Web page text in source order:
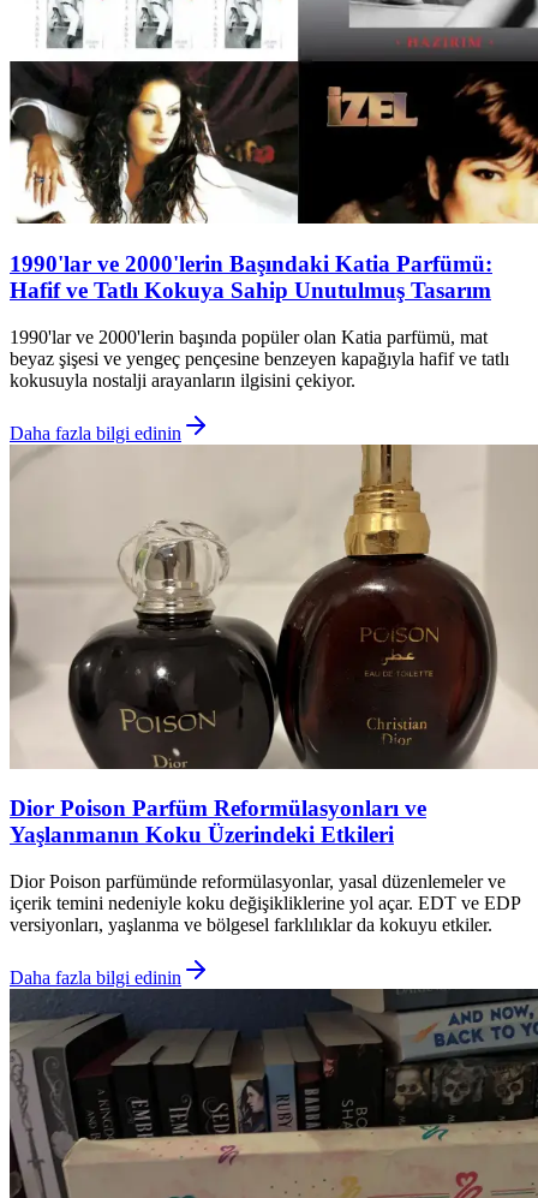
1990'lar ve 2000'lerin Başındaki Katia Parfümü:
Hafif ve Tatlı Kokuya Sahip Unutulmuş Tasarım
1990'lar ve 2000'lerin başında popüler olan Katia parfümü, mat
beyaz şişesi ve yengeç pençesine benzeyen kapağıyla hafif ve tatlı
kokusuyla nostalji arayanların ilgisini çekiyor.
Daha fazla bilgi edinin
Dior Poison Parfüm Reformülasyonları ve
Yaşlanmanın Koku Üzerindeki Etkileri
Dior Poison parfümünde reformülasyonlar, yasal düzenlemeler ve
içerik temini nedeniyle koku değişikliklerine yol açar. EDT ve EDP
versiyonları, yaşlanma ve bölgesel farklılıklar da kokuyu etkiler.
Daha fazla bilgi edinin